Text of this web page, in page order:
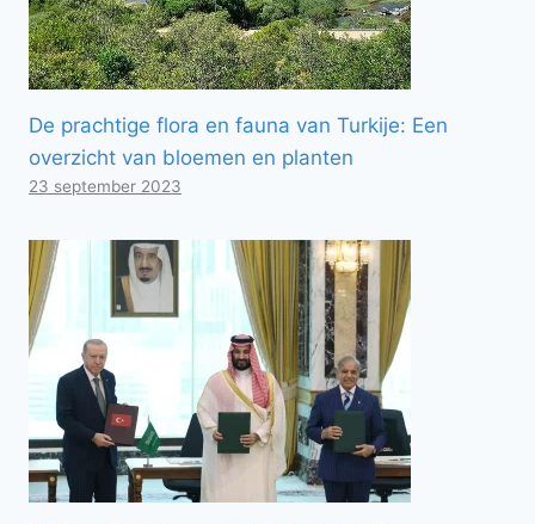
De prachtige flora en fauna van Turkije: Een
overzicht van bloemen en planten
23 september 2023